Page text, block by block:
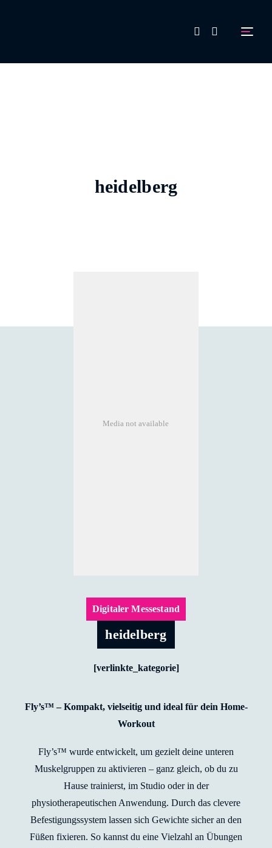
heidelberg
Digitaler Messestand
heidelberg
[verlinkte_kategorie]
Fly’s™ – Kompakt, vielseitig und ideal für dein Home-
Workout
Fly’s™ wurde entwickelt, um gezielt deine unteren
Muskelgruppen zu aktivieren – ganz gleich, ob du zu
Hause trainierst, im Studio oder in der
physiotherapeutischen Anwendung. Durch das clevere
Befestigungssystem lassen sich Gewichte sicher an den
Füßen fixieren. So kannst du eine Vielzahl an Übungen
Media not available